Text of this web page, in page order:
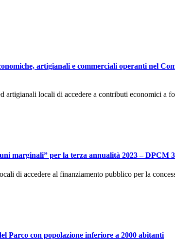
artigianali e commerciali operanti nel
artigianali locali di accedere a contributi economici
marginali” per la terza annualità 2023 – DPCM
di accedere al finanziamento pubblico per la
Parco con popolazione inferiore a 2000 abitanti